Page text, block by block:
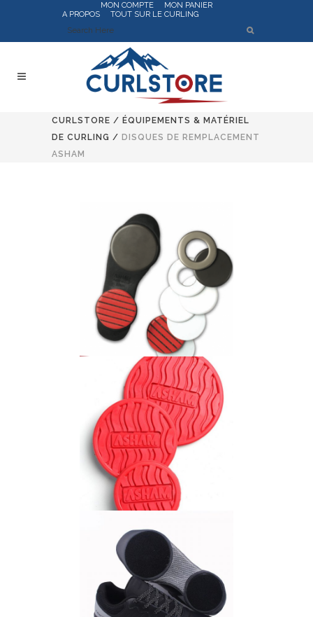
MON COMPTE
MON PANIER
A PROPOS
TOUT SUR LE CURLING
CURLSTORE / ÉQUIPEMENTS & MATÉRIEL
DE CURLING / DISQUES DE REMPLACEMENT
ASHAM